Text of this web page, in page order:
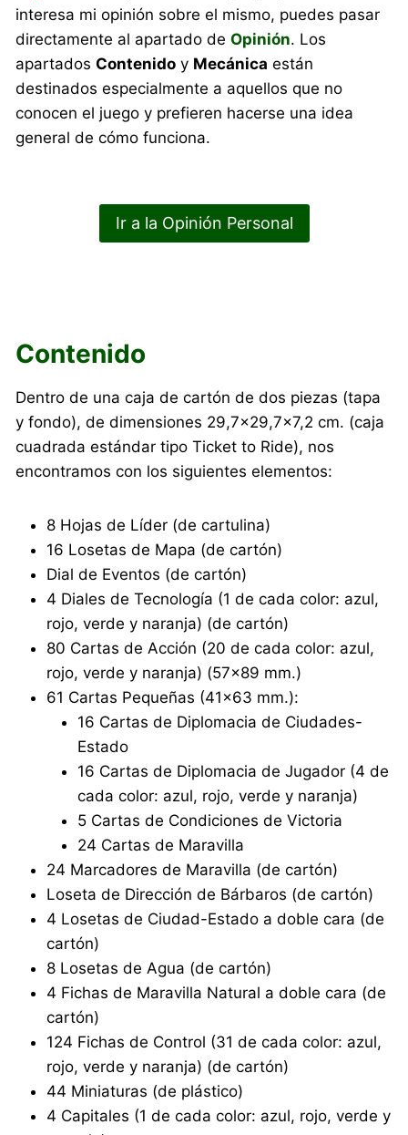
interesa mi opinión sobre el mismo, puedes pasar
directamente al apartado deOpinión. Los
apartadosContenido y Mecánica están
destinados especialmente a aquellos que no
conocen el juego y prefieren hacerse una idea
general de cómo funciona.
Ir a la Opinión Personal
Contenido
Dentro de una caja de cartón de dos piezas (tapa
y fondo), de dimensiones 29,7×29,7×7,2 cm. (caja
cuadrada estándar tipo Ticket to Ride), nos
encontramos con los siguientes elementos:
8 Hojas de Líder (de cartulina)
16 Losetas de Mapa (de cartón)
Dial de Eventos (de cartón)
4 Diales de Tecnología (1 de cada color: azul,
rojo, verde y naranja) (de cartón)
80 Cartas de Acción (20 de cada color: azul,
rojo, verde y naranja) (57×89 mm.)
61 Cartas Pequeñas (41×63 mm.):
16 Cartas de Diplomacia de Ciudades-
Estado
16 Cartas de Diplomacia de Jugador (4 de
cada color: azul, rojo, verde y naranja)
5 Cartas de Condiciones de Victoria
24 Cartas de Maravilla
24 Marcadores de Maravilla (de cartón)
Loseta de Dirección de Bárbaros (de cartón)
4 Losetas de Ciudad-Estado a doble cara (de
cartón)
8 Losetas de Agua (de cartón)
4 Fichas de Maravilla Natural a doble cara (de
cartón)
124 Fichas de Control (31 de cada color: azul,
rojo, verde y naranja) (de cartón)
44 Miniaturas (de plástico)
4 Capitales (1 de cada color: azul, rojo, verde y